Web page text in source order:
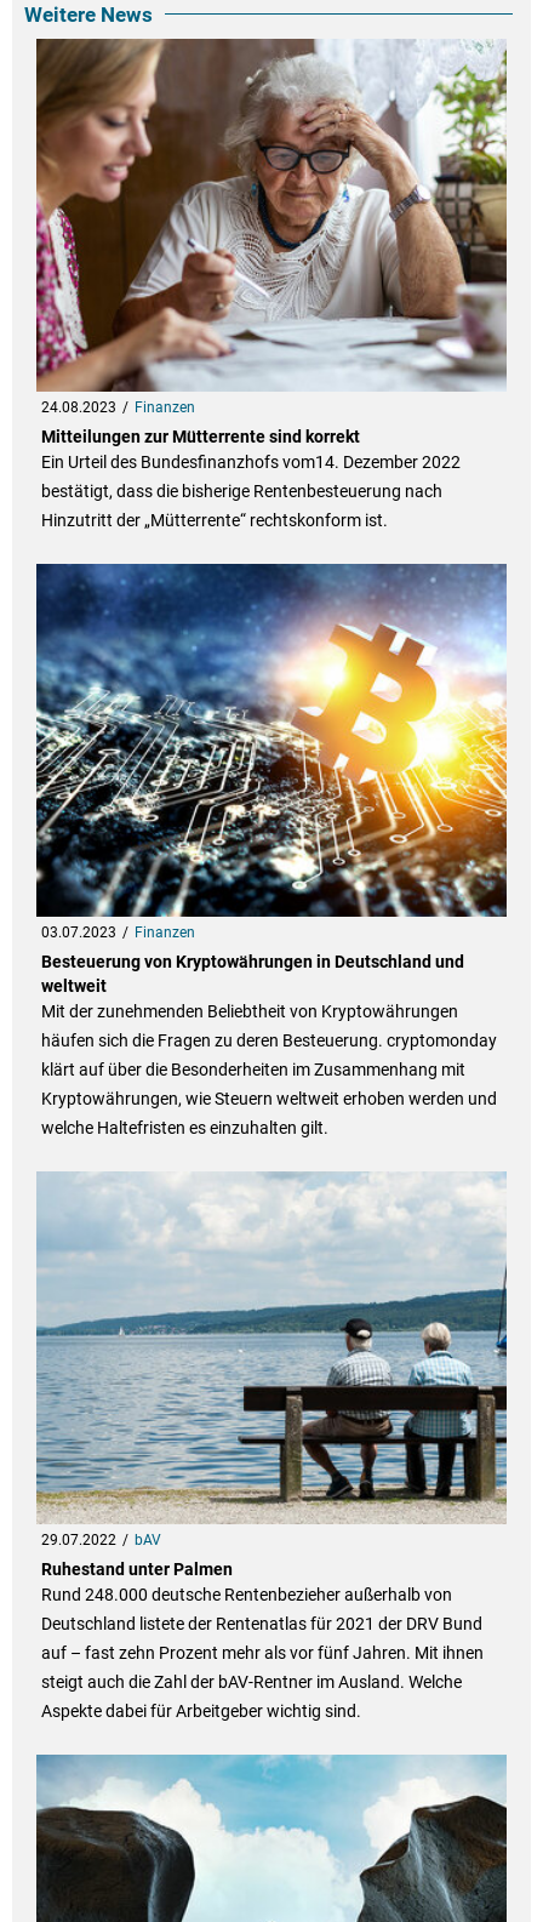
Weitere News
24.08.2023 Finanzen
Mitteilungen zur Mütterrente sind korrekt
Ein Urteil des Bundesfinanzhofs vom14. Dezember 2022
bestätigt, dass die bisherige Rentenbesteuerung nach
Hinzutritt der „Mütterrente“ rechtskonform ist.
03.07.2023 Finanzen
Besteuerung von Kryptowährungen in Deutschland und
weltweit
Mit der zunehmenden Beliebtheit von Kryptowährungen
häufen sich die Fragen zu deren Besteuerung. cryptomonday
klärt auf über die Besonderheiten im Zusammenhang mit
Kryptowährungen, wie Steuern weltweit erhoben werden und
welche Haltefristen es einzuhalten gilt.
29.07.2022 bAV
Ruhestand unter Palmen
Rund 248.000 deutsche Rentenbezieher außerhalb von
Deutschland listete der Rentenatlas für 2021 der DRV Bund
auf – fast zehn Prozent mehr als vor fünf Jahren. Mit ihnen
steigt auch die Zahl der bAV-Rentner im Ausland. Welche
Aspekte dabei für Arbeitgeber wichtig sind.